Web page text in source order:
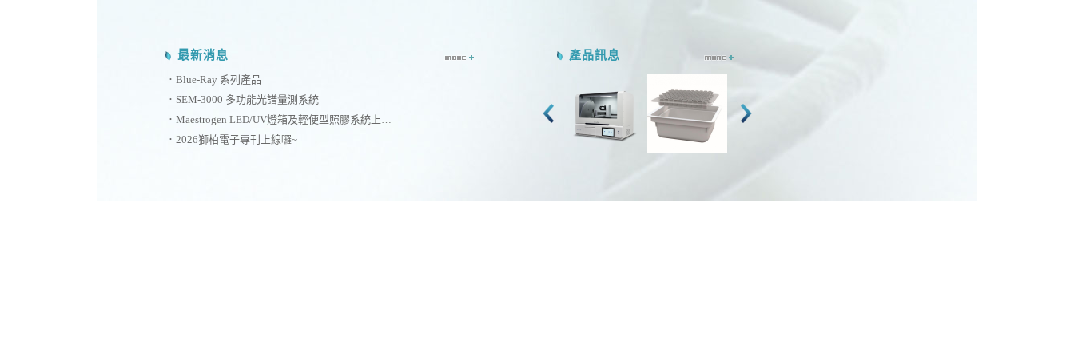
最新消息
Blue-Ray 系列產品
SEM-3000 多功能光譜量測系統
Maestrogen LED/UV燈箱及輕便型照膠系統上架囉~!
2026獅柏電子專刊上線囉~
產品訊息